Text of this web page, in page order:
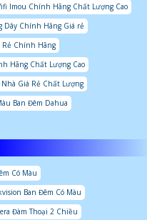
Imou Chính Hãng Chất Lượng Cao
Dây Chính Hãng Giá rẻ
Rẻ Chính Hãng
Hãng Chất Lượng Cao
Nhà Giá Rẻ Chất Lượng
Ban Đêm Dahua
Có Màu
Ban Đêm Có Màu
Đàm Thoại 2 Chiều